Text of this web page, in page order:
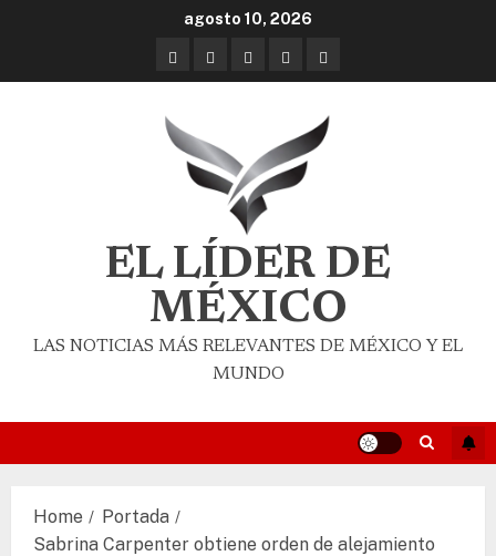
agosto 10, 2026
EL LÍDER DE
MÉXICO
LAS NOTICIAS MÁS RELEVANTES DE MÉXICO Y EL
MUNDO
Home
Portada
Sabrina Carpenter obtiene orden de alejamiento